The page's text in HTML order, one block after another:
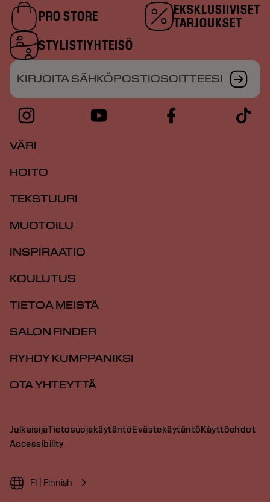
PRO STORE
EKSKLUSIIVISET
TARJOUKSET
STYLISTIYHTEISÖ
KIRJOITA SÄHKÖPOSTIOSOITTEESI
VÄRI
HOITO
TEKSTUURI
MUOTOILU
INSPIRAATIO
KOULUTUS
TIETOA MEISTÄ
SALON FINDER
RYHDY KUMPPANIKSI
OTA YHTEYTTÄ
JulkaisijaTietosuojakäytäntöEvästekäytäntöKäyttöehdot
Accessibility
FI | Finnish